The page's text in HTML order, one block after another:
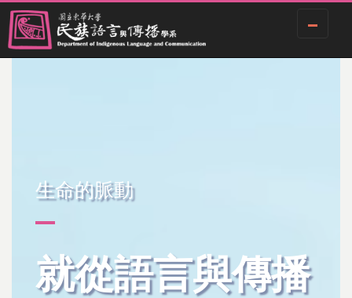
生命的脈動
就從語言與傳播